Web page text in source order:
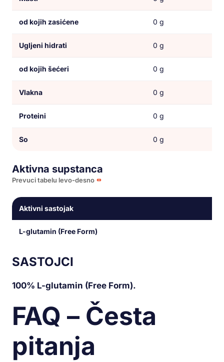
od kojih zasićene 0 g
Ugljeni hidrati 0 g
od kojih šećeri 0 g
Vlakna 0 g
Proteini 0 g
So 0 g
Aktivna supstanca
Prevuci tabelu levo-desno
Aktivni sastojak
L-glutamin (Free Form)
SASTOJCI
100% L-glutamin (Free Form).
FAQ – Česta
pitanja